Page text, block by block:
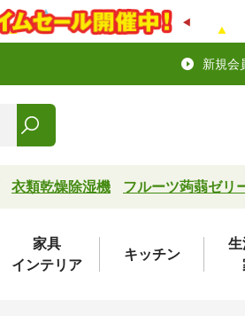
新規会
衣類乾燥除湿機 フルーツ蒟蒻ゼリ
家具
インテリア
キッチン
生